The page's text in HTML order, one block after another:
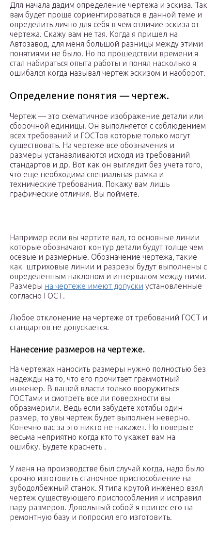
Для начала дадим определение чертежа и эскиза. Так
вам будет проще сориентироваться в данной теме и
определить лично для себя в чем отличие эскиза от
чертежа. Скажу вам не тая. Когда я пришел на
Автозавод, для меня большой разницы между этими
понятиями не было. Но по прошедствии времени я
стал набираться опыта работы и понял насколько я
ошибался когда называл чертеж эскизом и наоборот.
Определение понятия — чертеж.
Чертеж — это схематичное изображение детали или
сборочной единицы. Он выполняется с соблюдением
всех требований и ГОСТов которые только могут
существовать. На чертеже все обозначения и
размеры устанавливаются исходя из требований
стандартов и др. Вот как он выглядит без учета того,
что еще необходима специальная рамка и
технические требования. Покажу вам лишь
графические отличия. Вы поймете.
Например если вы чертите вал, то основные линии
которые обозначают контур детали будут толще чем
осевые и размерные. Обозначение чертежа, такие
как штриховые линии и разрезы будут выполнены с
определенным наклоном и интервалом между ними.
Размеры на чертеже имеют допуски установленные
согласно ГОСТ.
Любое отклонение на чертеже от требований ГОСТ и
стандартов не допускается.
Нанесение размеров на чертеже.
На чертежах наносить размеры нужно полностью без
надежды на то, что его прочитает граммотный
инженер. В вашей власти только вооружиться
ГОСТами и смотреть все ли поверхности вы
образмерили. Ведь если забудете хотябы один
размер, то увы чертеж будет выполнен неверно.
Конечно вас за это никто не накажет. Но поверьте
весьма неприятно когда кто то укажет вам на
ошибку. Будете краснеть .
У меня на производстве был случай когда, надо было
срочно изготовить станочное приспособление на
зубодолбежный станок. Я типа крутой инженер взял
чертеж существующего приспособления и исправил
пару размеров. Довольный собой я принес его на
ремонтную базу и попросил его изготовить.